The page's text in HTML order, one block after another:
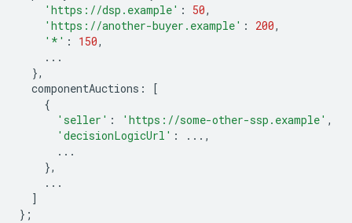
'https://dsp.example' : 50,
'https://another-buyer.example' : 200,
'*' : 150,
...
},
componentAuctions :
[
{
'seller' : 'https://some-other-ssp.example' ,
'decisionLogicUrl' :
...,
...
},
...
]
};